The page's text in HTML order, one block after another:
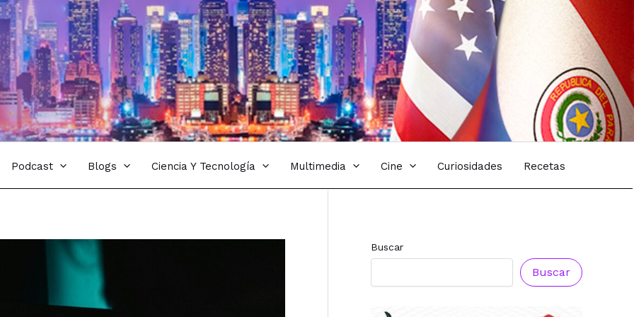
Podcast Blogs Ciencia Y Tecnología Multimedia Cine Curiosidades Recetas
Buscar
Buscar